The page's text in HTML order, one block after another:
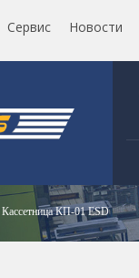
Сервис Новости
КП-01 ESD